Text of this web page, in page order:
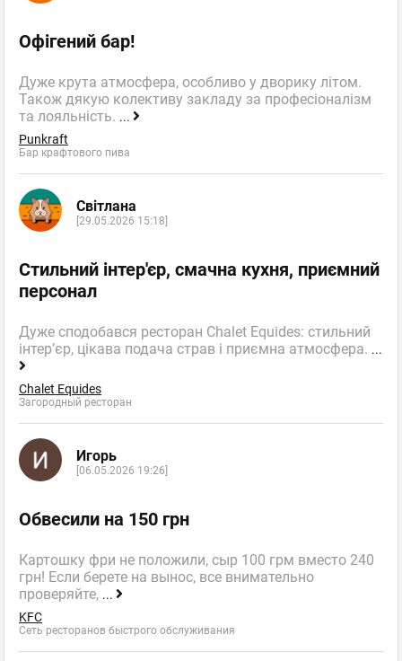
Офігений бар!
Дуже крута атмосфера, особливо у дворику літом.
Також дякую колективу закладу за професіоналізм
та лояльність. ...
Punkraft
Бар крафтового пива
Світлана
[29.05.2026 15:18]
Стильний інтер'єр, смачна кухня, приємний
персонал
Дуже сподобався ресторан Chalet Equides: стильний
інтер’єр, цікава подача страв і приємна атмосфера. ...
Chalet Equides
Загородный ресторан
Игорь
[06.05.2026 19:26]
Обвесили на 150 грн
Картошку фри не положили, сыр 100 грм вместо 240
грн! Если берете на вынос, все внимательно
проверяйте, ...
KFC
Сеть ресторанов быстрого обслуживания